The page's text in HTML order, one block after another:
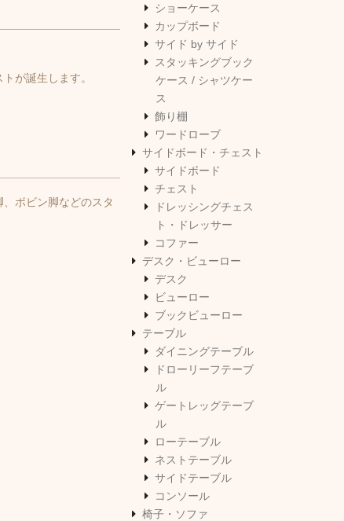
が誕生します。
ボビン脚などのスタ
ショーケース
カップボード
サイド by サイド
スタッキングブック
ケース / シャツケー
ス
飾り棚
ワードローブ
サイドボード・チェスト
サイドボード
チェスト
ドレッシングチェス
ト・ドレッサー
コファー
デスク・ビューロー
デスク
ビューロー
ブックビューロー
テーブル
ダイニングテーブル
ドローリーフテーブ
ル
ゲートレッグテーブ
ル
ローテーブル
ネストテーブル
サイドテーブル
コンソール
椅子・ソファ